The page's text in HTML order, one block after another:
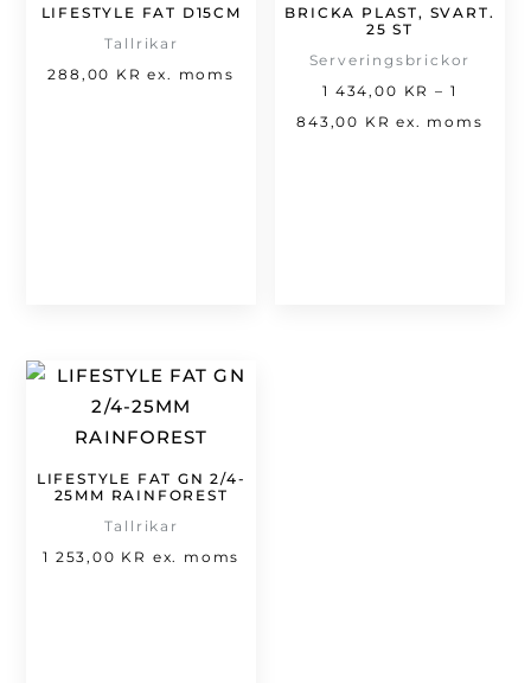
LIFESTYLE FAT D15CM
Tallrikar
288,00 KR ex. moms
BRICKA PLAST, SVART.
25 ST
Serveringsbrickor
1 434,00 KR – 1
843,00 KR Prisintervall:
ex. moms
LIFESTYLE FAT GN 2/4-
25MM RAINFOREST
Tallrikar
1 253,00 KR ex. moms